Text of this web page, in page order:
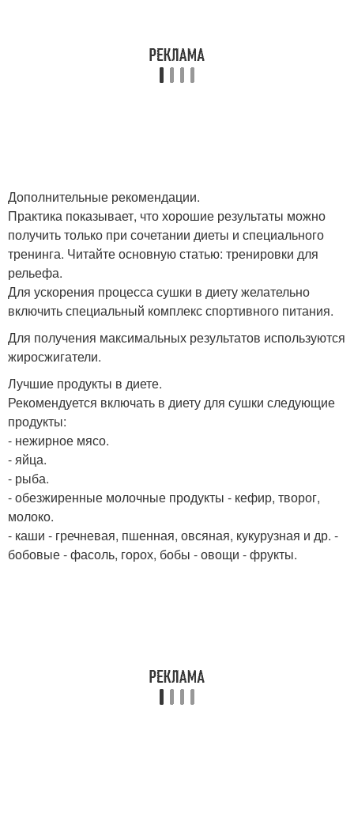
Дополнительные рекомендации.
Практика показывает, что хорошие результаты можно
получить только при сочетании диеты и специального
тренинга. Читайте основную статью: тренировки для
рельефа.
Для ускорения процесса сушки в диету желательно
включить специальный комплекс спортивного питания.
Для получения максимальных результатов используются
жиросжигатели.
Лучшие продукты в диете.
Рекомендуется включать в диету для сушки следующие
продукты:
- нежирное мясо.
- яйца.
- рыба.
- обезжиренные молочные продукты - кефир, творог,
молоко.
- каши - гречневая, пшенная, овсяная, кукурузная и др. -
бобовые - фасоль, горох, бобы - овощи - фрукты.